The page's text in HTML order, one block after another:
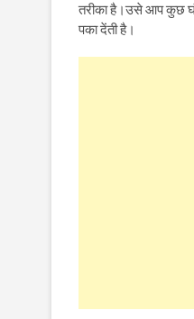
तरीका है।उसे आप कुछ
पका देंती है।